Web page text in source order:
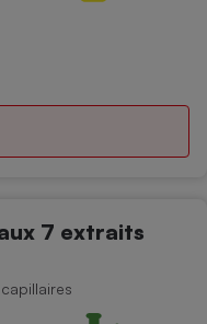
7 extraits